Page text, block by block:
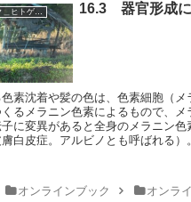
オンラインブック＿ヒトゲノム事典 16.3 器官形成
色素沈着や髪の色は、色素細胞（
るメラニン色素によるもので、メ
に変異があると全身のメラニン色
膚白皮症。アルビノとも呼ばれる）
オンラインブック
オンラ